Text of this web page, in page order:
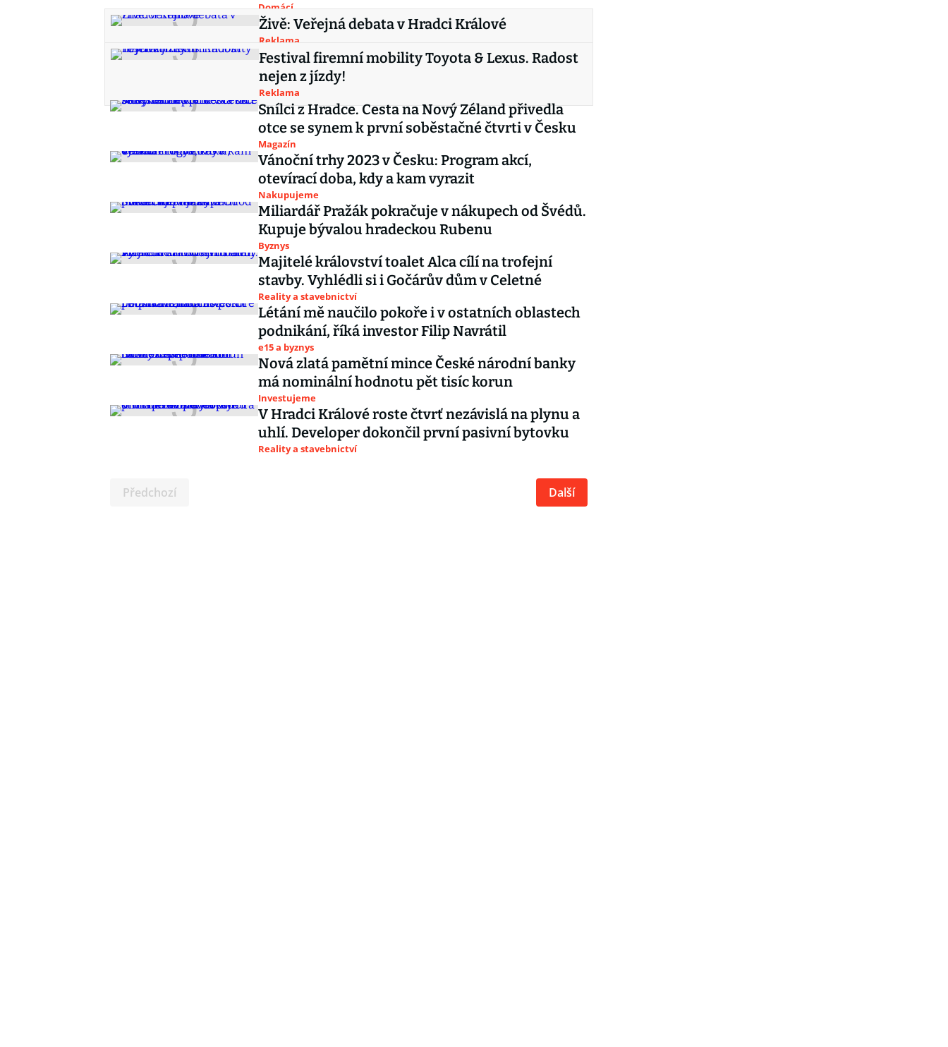
Domácí
Živě: Veřejná debata v Hradci Králové
Reklama
Festival firemní mobility Toyota & Lexus. Radost
nejen z jízdy!
Reklama
Snílci z Hradce. Cesta na Nový Zéland přivedla
otce se synem k první soběstačné čtvrti v Česku
Magazín
Vánoční trhy 2023 v Česku: Program akcí,
otevírací doba, kdy a kam vyrazit
Nakupujeme
Miliardář Pražák pokračuje v nákupech od Švédů.
Kupuje bývalou hradeckou Rubenu
Byznys
Majitelé království toalet Alca cílí na trofejní
stavby. Vyhlédli si i Gočárův dům v Celetné
Reality a stavebnictví
Létání mě naučilo pokoře i v ostatních oblastech
podnikání, říká investor Filip Navrátil
e15 a byznys
Nová zlatá pamětní mince České národní banky
má nominální hodnotu pět tisíc korun
Investujeme
V Hradci Králové roste čtvrť nezávislá na plynu a
uhlí. Developer dokončil první pasivní bytovku
Reality a stavebnictví
Předchozí Další